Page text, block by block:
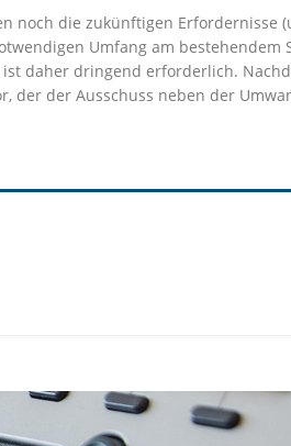
noch die zukünftigen Erfordernisse
Umfang am bestehendem
daher dringend erforderlich.
der der Ausschuss neben der